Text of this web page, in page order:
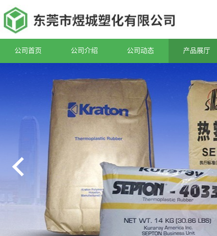
公司首页 公司介绍 公司动态 产品展厅